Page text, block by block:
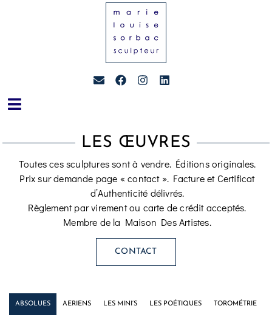
LES ŒUVRES
Toutes ces sculptures sont à vendre. Éditions originales.
Prix sur demande page « contact ». Facture et Certificat
d’Authenticité délivrés.
Règlement par virement ou carte de crédit acceptés.
Membre de la Maison Des Artistes.
CONTACT
ABSOLUES AERIENS LES MINI’S LES POÉTIQUES TOROMÉTRIE